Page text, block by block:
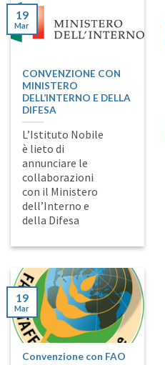
CONVENZIONE CON
MINISTERO
DELL’INTERNO E DELLA
DIFESA
L’Istituto Nobile
è lieto di
annunciare le
collaborazioni
con il Ministero
dell’Interno e
della Difesa
19
Mar
Convenzione con FAO
19
Mar